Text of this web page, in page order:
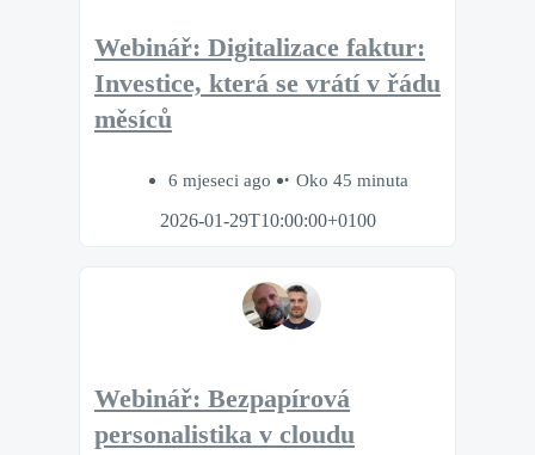
Webinář: Digitalizace faktur:
Investice, která se vrátí v řádu
měsíců
6 mjeseci ago
Oko 45 minuta
2026-01-29T10:00:00+0100
Webinář: Bezpapírová
personalistika v cloudu